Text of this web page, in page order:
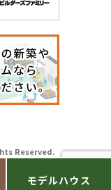
モデルハウス
Reserved.